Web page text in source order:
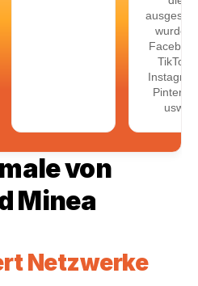
wurden:
TikTok,
Pinterest
usw.
von
Minea
Netzwerke